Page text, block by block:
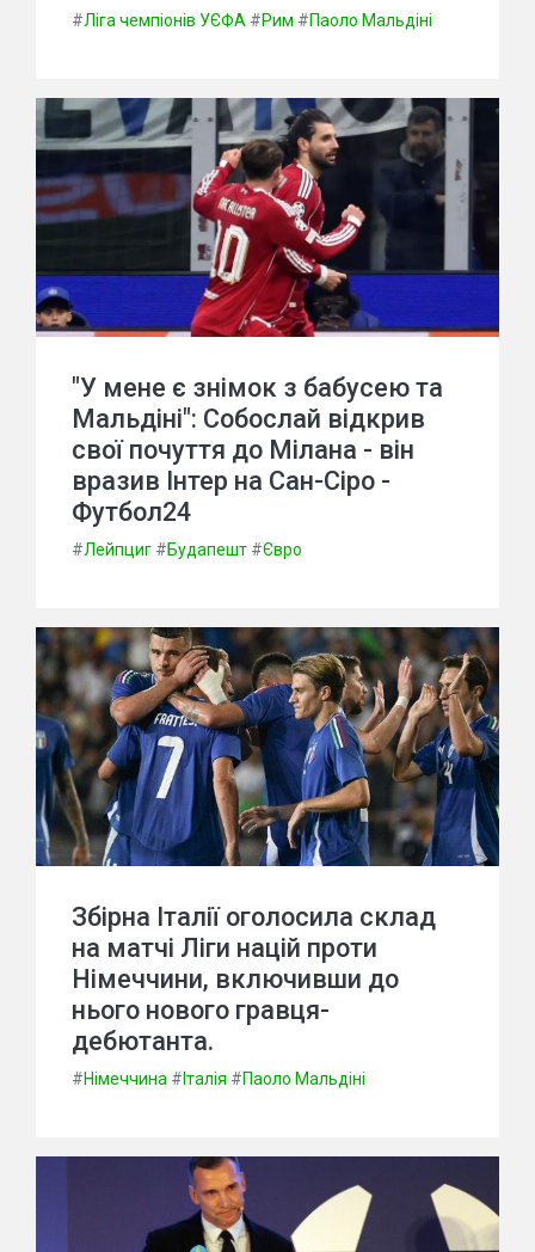
#Ліга чемпіонів УЄФА #Рим #Паоло Мальдіні
"У мене є знімок з бабусею та
Мальдіні": Собослай відкрив
свої почуття до Мілана - він
вразив Інтер на Сан-Сіро -
Футбол24
#Лейпциг #Будапешт #Євро
Збірна Італії оголосила склад
на матчі Ліги націй проти
Німеччини, включивши до
нього нового гравця-
дебютанта.
#Німеччина # Італія #Паоло Мальдіні